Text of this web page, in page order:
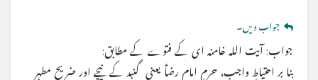
جواب دیں۔
جواب: آیت اللہ خامنہ ای کے فتوے کے مطابق:
بنا بر احتیاطِ واجب، حرمِ امام رضاؑ یعنی گنبد کے نیچے اور ضریحِ مطہر